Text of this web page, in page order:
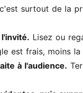
surtout de la
Lisez ou
est frais, moins
à l'audience.